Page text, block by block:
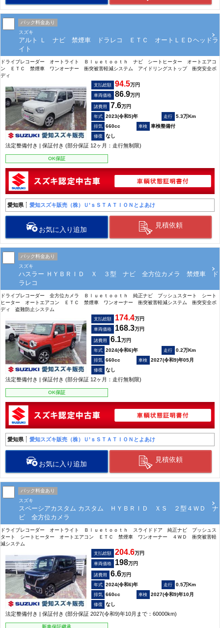
パック料金あり
スズキ
アルト Ｌ ナビ 禁煙車 ドラレコ ＥＴＣ オートＬＥＤヘッドラ
イト
ドライブレコーダー オートライト Ｂｌｕｅｔｏｏｔｈ ナビ シートヒーター オートエアコ
ン ＥＴＣ 禁煙車 ワンオーナー 衝突被害軽減システム アイドリングストップ 衝突安全ボ
ディ
支払総額 94.5万円
車両価格 86.9万円
諸費用 7.6万円
2023(令和5)年
5.3万Km
660cc
車検整備付
なし
法定整備付き | 保証付き (部分保証 12ヶ月：走行無制限)
OK保証
愛知県 愛知スズキ販売（株）Ｕ’ｓＳＴＡＴＩＯＮとよあけ
お気に入り追加
見積依頼
パック料金あり
スズキ
ハスラー ＨＹＢＲＩＤ Ｘ ３型 ナビ 全方位カメラ 禁煙車 ド
ラレコ
ドライブレコーダー 全方位カメラ Ｂｌｕｅｔｏｏｔｈ 純正ナビ プッシュスタート シート
ヒーター オートエアコン ＥＴＣ 禁煙車 ワンオーナー 衝突被害軽減システム 衝突安全ボ
ディ 盗難防止システム
支払総額 174.4万円
車両価格 168.3万円
諸費用 6.1万円
2024(令和6)年
0.2万Km
660cc
2027(令和9)年05月
なし
法定整備付き | 保証付き (部分保証 12ヶ月：走行無制限)
OK保証
愛知県 愛知スズキ販売（株）Ｕ’ｓＳＴＡＴＩＯＮとよあけ
お気に入り追加
見積依頼
パック料金あり
スズキ
スペーシアカスタム カスタム ＨＹＢＲＩＤ ＸＳ ２型４ＷＤ ナ
ビ 全方位カメラ
ドライブレコーダー オートライト Ｂｌｕｅｔｏｏｔｈ スライドドア 純正ナビ プッシュス
タート シートヒーター オートエアコン ＥＴＣ 禁煙車 ワンオーナー ４ＷＤ 衝突被害軽
減システム
支払総額 204.6万円
車両価格 198万円
諸費用 6.6万円
2024(令和6)年
0.5万Km
660cc
2027(令和9)年10月
なし
法定整備付き | 保証付き (部分保証 2027(令和9)年10月まで：60000km)
新車保証継承